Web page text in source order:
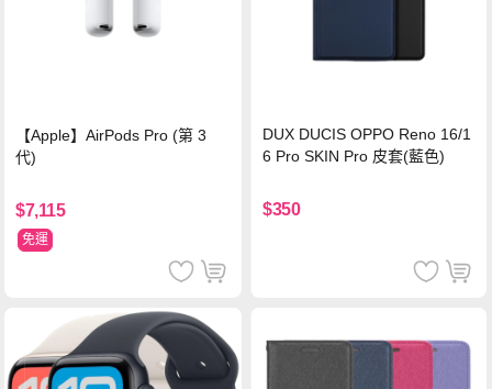
【Apple】AirPods Pro (第 3
代)
$7,115
免運
DUX DUCIS OPPO Reno 16/1
6 Pro SKIN Pro 皮套(藍色)
$350